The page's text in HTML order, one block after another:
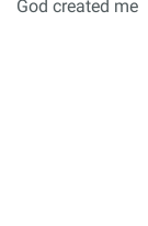
God created me